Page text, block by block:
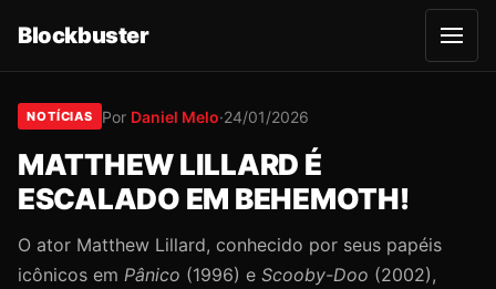
Blockbuster
A
b
r
NOTÍCIAS Por Daniel Melo·24/01/2026
MATTHEW LILLARD É
ESCALADO EM BEHEMOTH!
O ator Matthew Lillard, conhecido por seus papéis
icônicos em Pânico (1996) e Scooby-Doo (2002),